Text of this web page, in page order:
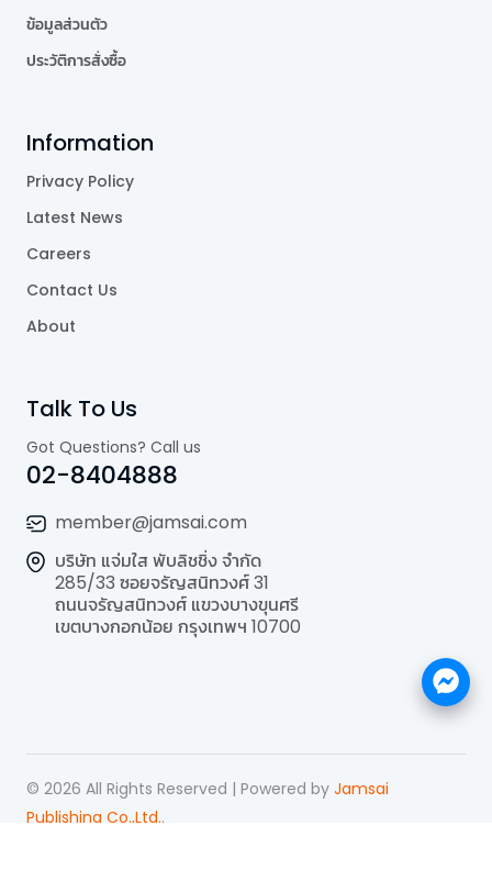
ข้อมูลส่วนตัว
ประวัติการสั่งซื้อ
Information
Privacy Policy
Latest News
Careers
Contact Us
About
Talk To Us
Got Questions? Call us
02-8404888
member@jamsai.com
บริษัท แจ่มใส พับลิชชิ่ง จำกัด
285/33 ซอยจรัญสนิทวงศ์ 31
ถนนจรัญสนิทวงศ์ แขวงบางขุนศรี
เขตบางกอกน้อย กรุงเทพฯ 10700
© 2026 All Rights Reserved | Powered by Jamsai
Publishing Co.,Ltd..